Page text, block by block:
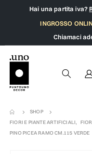
Hai una partita iva?
INGROSSO
Chiamaci
SHOP
FIORI E PIANTE ARTIFICIALI,
PINO PICEA RAMO CM.115 VERDE